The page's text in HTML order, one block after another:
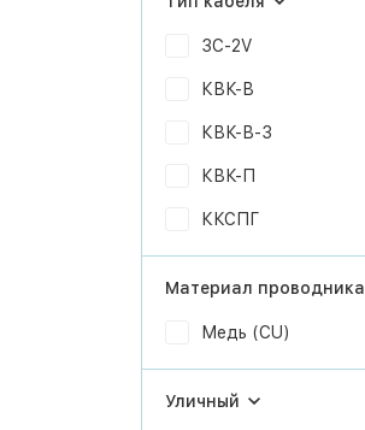
3C-2V
КВК-В
КВК-В-3
КВК-П
ККСПГ
Материал проводника
Медь (CU)
Уличный